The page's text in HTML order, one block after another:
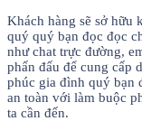
Khách hàng sẽ sở hữu
quý quý bạn đọc đọc
như chat trực đường,
phấn đấu để cung cấp
phúc gia đình quý bạn
an toàn với làm buộc
ta cần đến.